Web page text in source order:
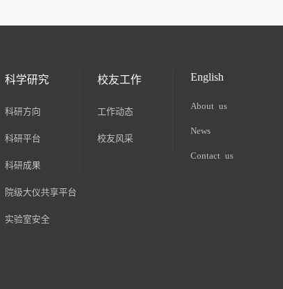
科学研究
科研方向
科研平台
科研成果
院级大仪共享平台
实验室安全
校友工作
工作动态
校友风采
English
About us
News
Contact us